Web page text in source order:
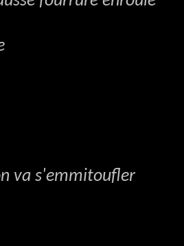
va s'emmitoufler